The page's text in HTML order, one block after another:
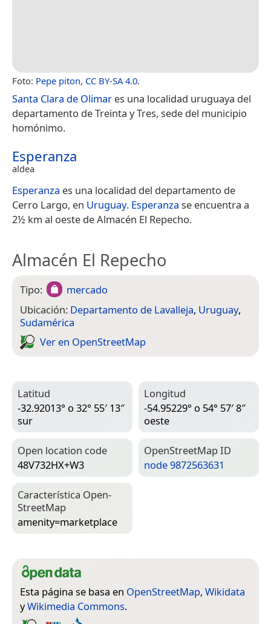
Foto: Pepe piton, CC BY-SA 4.0.
Santa Clara de Olimar es una localidad uruguaya del
departamento de Treinta y Tres, sede del municipio
homónimo.
Esperanza
aldea
Esperanza es una localidad del departamento de
Cerro Largo, en Uruguay. Esperanza se encuentra a
2½ km al oeste de Almacén El Repecho.
Almacén El Repecho
Tipo:
mercado
Ubicación: Departamento de Lavalleja, Uruguay,
Sudamérica
Ver en Open­Street­Map
Latitud
-32.92013° o 32° 55′ 13″
sur
Longitud
-54.95229° o 54° 57′ 8″
oeste
Open location code
48V732HX+W3
Open­Street­Map ID
node 9872563631
Característica Open­
Street­Map
amenity=­marketplace
Esta página se basa en OpenStreetMap, Wikidata
yWikimedia Commons.